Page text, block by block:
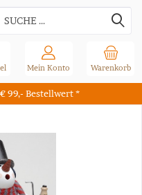
99,- Bestellwert *
Warenkorb
Mein Konto